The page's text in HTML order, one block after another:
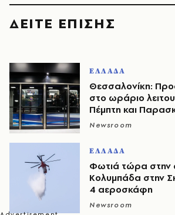
ΔΕΙΤΕ ΕΠΙΣΗΣ
ΕΛΛΑΔΑ
Θεσσαλονίκη:
στο ωράριο
Πέμπτη και
Newsroom
ΕΛΛΑΔΑ
Φωτιά τώρα στην
Κολυμπάδα στην
4 αεροσκάφη
Newsroom